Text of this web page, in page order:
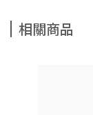
相關商品